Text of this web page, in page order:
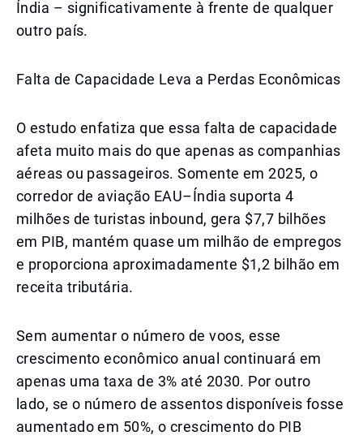
Índia – significativamente à frente de qualquer
outro país.
Falta de Capacidade Leva a Perdas Econômicas
O estudo enfatiza que essa falta de capacidade
afeta muito mais do que apenas as companhias
aéreas ou passageiros. Somente em 2025, o
corredor de aviação EAU–Índia suporta 4
milhões de turistas inbound, gera $7,7 bilhões
em PIB, mantém quase um milhão de empregos
e proporciona aproximadamente $1,2 bilhão em
receita tributária.
Sem aumentar o número de voos, esse
crescimento econômico anual continuará em
apenas uma taxa de 3% até 2030. Por outro
lado, se o número de assentos disponíveis fosse
aumentado em 50%, o crescimento do PIB